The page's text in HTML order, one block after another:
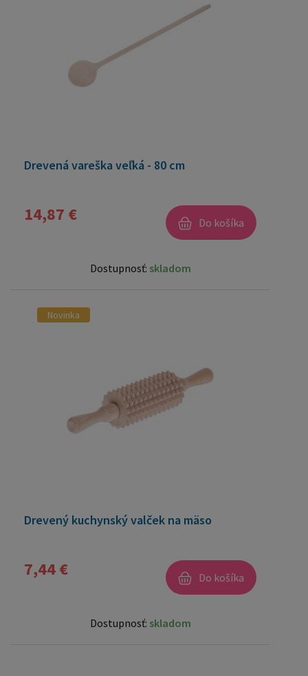
Drevená vareška veľká - 80 cm
14,87 € Do košíka
Dostupnosť: skladom
Novinka
Drevený kuchynský valček na mäso
7,44 € Do košíka
Dostupnosť: skladom